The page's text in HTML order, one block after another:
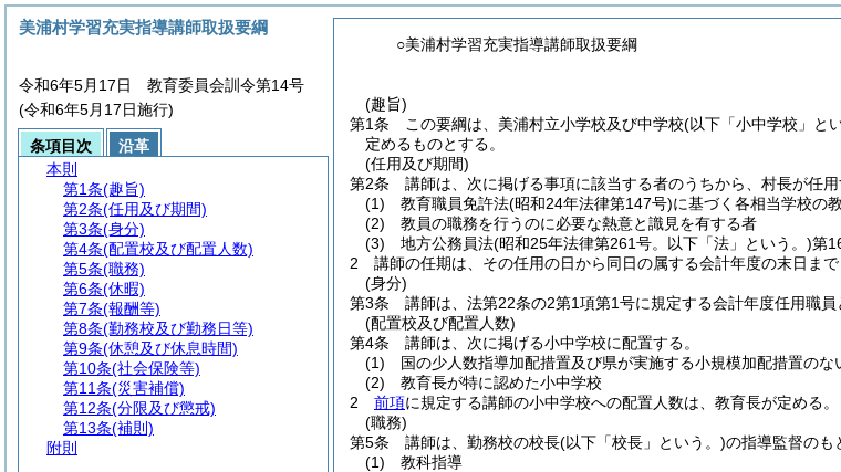
○美浦村学習充実指導講師取扱要綱
(趣旨)
第1条
この要綱は、美浦村立小学校及び中学校(以下「小中学校」と
定めるものとする。
(任用及び期間)
第2条
講師は、次に掲げる事項に該当する者のうちから、村長が任用
(1)
教育職員免許法(昭和24年法律第147号)に基づく各相当学校の
(2)
教員の職務を行うのに必要な熱意と識見を有する者
(3)
地方公務員法(昭和25年法律第261号。以下「法」という。)第
2
講師の任期は、その任用の日から同日の属する会計年度の末日まで
(身分)
第3条
講師は、法第22条の2第1項第1号に規定する会計年度任用職員
(配置校及び配置人数)
第4条
講師は、次に掲げる小中学校に配置する。
(1)
国の少人数指導加配措置及び県が実施する小規模加配措置のな
(2)
教育長が特に認めた小中学校
2
前項に規定する講師の小中学校への配置人数は、教育長が定める。
(職務)
第5条
講師は、勤務校の校長(以下「校長」という。)の指導監督のも
(1)
教科指導
美浦村学習充実指導講師取扱要綱
令和6年5月17日 教育委員会訓令第14号
(令和6年5月17日施行)
条項目次
沿革
本則
第1条(趣旨)
第2条(任用及び期間)
第3条(身分)
第4条(配置校及び配置人数)
第5条(職務)
第6条(休暇)
第7条(報酬等)
第8条(勤務校及び勤務日等)
第9条(休憩及び休息時間)
第10条(社会保険等)
第11条(災害補償)
第12条(分限及び懲戒)
第13条(補則)
附則